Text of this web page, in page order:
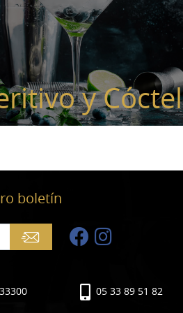
y Cóctel
boletín
05 33 89 51 82